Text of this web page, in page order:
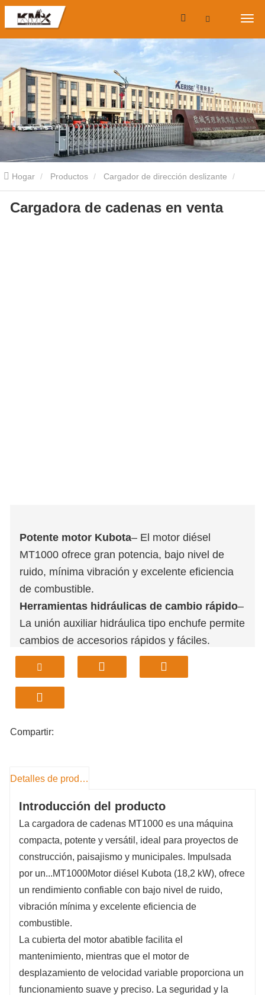
Hogar Productos Cargador de dirección deslizante
Cargadora compacta de orugas Cargadora de cadenas en venta
Cargadora de cadenas en venta
Potente motor Kubota– El motor diésel
MT1000 ofrece gran potencia, bajo nivel de
ruido, mínima vibración y excelente eficiencia
de combustible.
Herramientas hidráulicas de cambio rápido–
La unión auxiliar hidráulica tipo enchufe permite
cambios de accesorios rápidos y fáciles.
Control hidráulico de precisión– El sistema
de bomba alemán de tres vías con diseño “una
bomba, un control” garantiza un funcionamiento
suave y preciso.
Sistema de enfriamiento mejorado
prolongando la vida útil.
variable– El motor de marcha admite
funcionamiento a alta y baja velocidad para
mejorar la potencia y la maniobrabilidad.
Compartir:
Detalles de producto
Introducción del producto
La cargadora de cadenas MT1000 es una máquina
compacta, potente y versátil, ideal para proyectos de
construcción, paisajismo y municipales. Impulsada
por un...MT1000Motor diésel Kubota (18,2 kW), ofrece
un rendimiento confiable con bajo nivel de ruido,
vibración mínima y excelente eficiencia de
combustible.
La cubierta del motor abatible facilita el
mantenimiento, mientras que el motor de
desplazamiento de velocidad variable proporciona un
funcionamiento suave y preciso. La seguridad y la